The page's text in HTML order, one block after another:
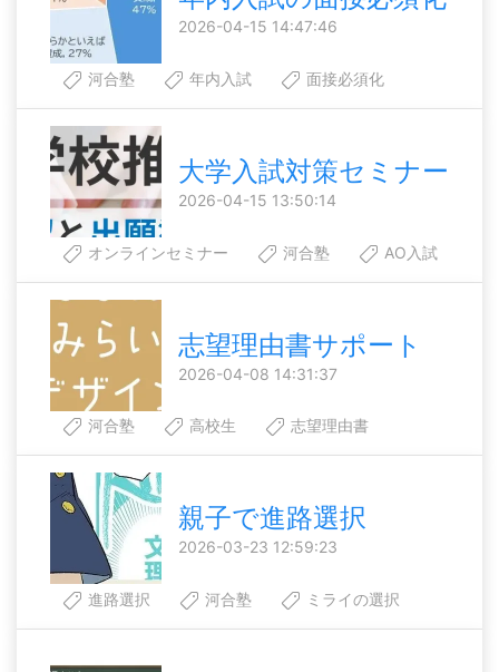
2026-04-15 14:47:46
河合塾 年内入試 面接必須化
大学入試対策セミナー
2026-04-15 13:50:14
オンラインセミナー 河合塾 AO入試
志望理由書サポート
2026-04-08 14:31:37
河合塾 高校生 志望理由書
親子で進路選択
2026-03-23 12:59:23
進路選択 河合塾 ミライの選択